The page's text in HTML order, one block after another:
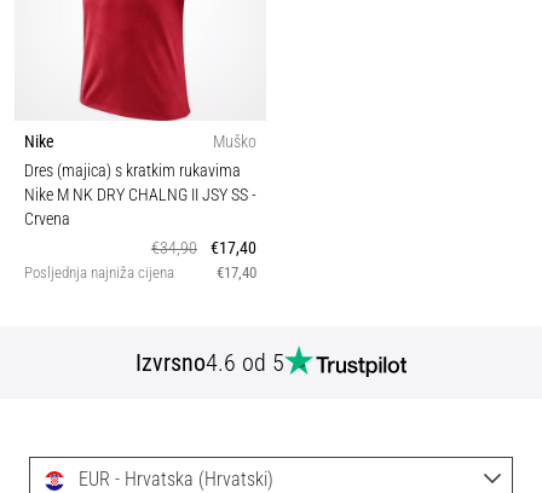
Nike
Muško
Dres (majica) s kratkim rukavima
Nike M NK DRY CHALNG II JSY SS-
Crvena
€34,90
€17,40
Posljednja najniža cijena €17,40
Izvrsno4.6 od 5
EUR - Hrvatska (Hrvatski)